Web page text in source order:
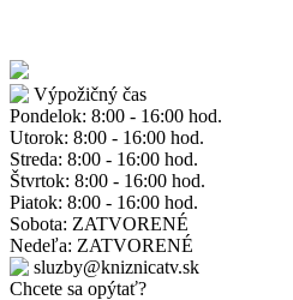
Výpožičný čas
Pondelok: 8:00 - 16:00 hod.
Utorok: 8:00 - 16:00 hod.
Streda: 8:00 - 16:00 hod.
Štvrtok: 8:00 - 16:00 hod.
Piatok: 8:00 - 16:00 hod.
Sobota: ZATVORENÉ
Nedeľa: ZATVORENÉ
sluzby@kniznicatv.sk
Chcete sa opýtať?